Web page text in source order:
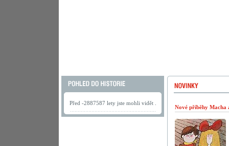
Před -2887587 lety jste mohli vidět .
Nové příběhy Macha